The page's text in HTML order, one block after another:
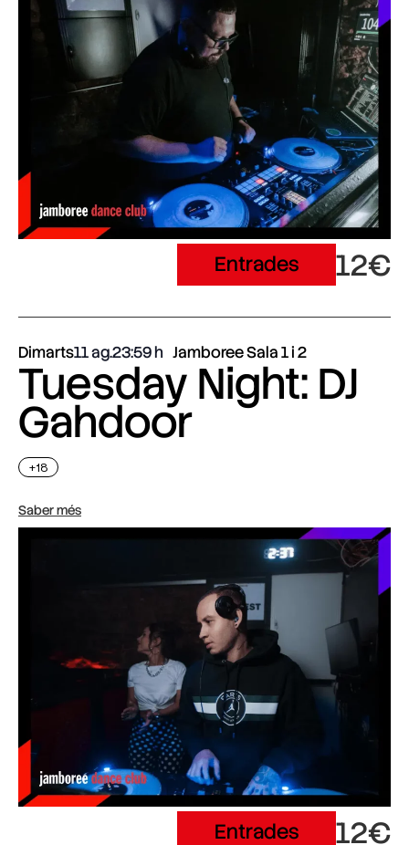
Entrades 12€
Dimarts11 ag.23:59 Jamboree Sala 1 i 2
Tuesday Night: DJ
Gahdoor
+18
Saber més
Entrades 12€